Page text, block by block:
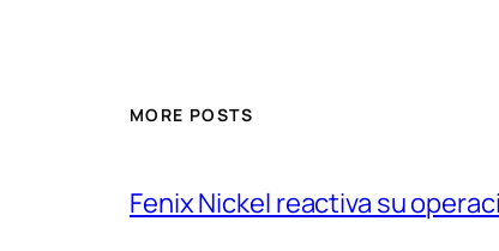
MORE POSTS
Fenix Nickel reactiva su